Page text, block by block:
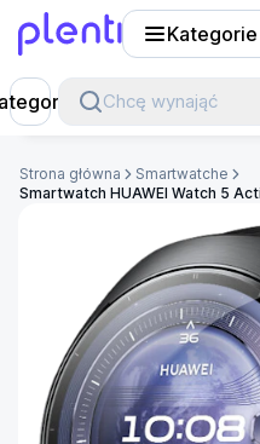
Kategorie
Chcę wynająć
Strona główna
Smartwatche
Smartwatch HUAWEI Watch 5